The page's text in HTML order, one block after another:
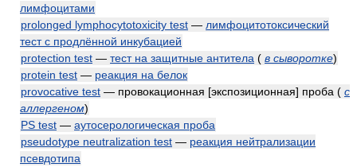
лимфоцитами
prolonged lymphocytotoxicity test — лимфоцитотоксический
тест с продлённой инкубацией
protection test — тест на защитные антитела ( в сыворотке)
protein test — реакция на белок
provocative test — провокационная [экспозиционная] проба ( с
аллергеном)
PS test — аутосерологическая проба
pseudotype neutralization test — реакция нейтрализации
псевдотипа